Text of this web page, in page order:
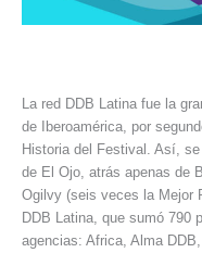
La red DDB Latina fue la
de Iberoamérica, por
Historia del Festival. Así,
de El Ojo, atrás apenas de
Ogilvy (seis veces la Mejor
DDB Latina, que sumó 790
agencias: Africa, Alma